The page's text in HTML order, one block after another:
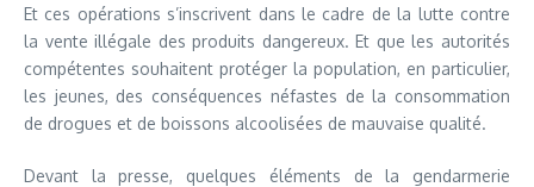
Et ces opérations s’inscrivent dans le cadre de la lutte contre
la vente illégale des produits dangereux. Et que les autorités
compétentes souhaitent protéger la population, en particulier,
les jeunes, des conséquences néfastes de la consommation
de drogues et de boissons alcoolisées de mauvaise qualité.
Devant la presse, quelques éléments de la gendarmerie